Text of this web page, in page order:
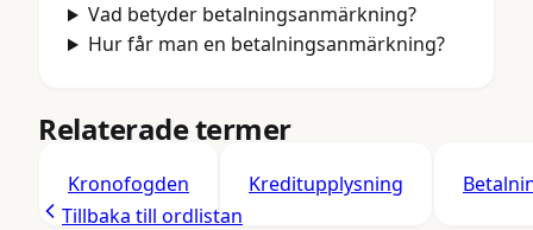
Vad betyder betalningsanmärkning?
Hur får man en betalningsanmärkning?
Relaterade termer
Kronofogden Kreditupplysning
Tillbaka till ordlistan